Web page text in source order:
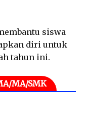
siswa
diri untuk
tahun ini.
MA/SMK